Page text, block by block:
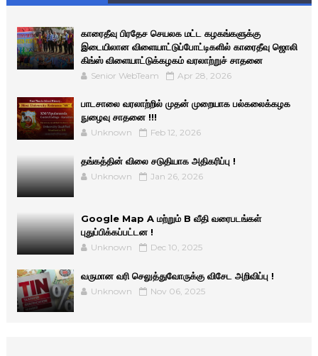
காரைதீவு பிரதேச செயலக மட்ட கழகங்களுக்கு
இடையிலான விளையாட்டுப்போட்டிகளில் காரைதீவு ஜொலி
கிங்ஸ் விளையாட்டுக்கழகம் வரலாற்றுச் சாதனை
Senior WebTeam Apr 28, 2026
பாடசாலை வரலாற்றில் முதன் முறையாக பல்கலைக்கழக
நுழைவு சாதனை !!!
Unknown Feb 12, 2026
தங்கத்தின் விலை சடுதியாக அதிகரிப்பு !
Unknown Jan 26, 2026
Google Map A மற்றும் B வீதி வரைபடங்கள்
புதுப்பிக்கப்பட்டன !
Unknown Dec 10, 2025
வருமான வரி செலுத்துவோருக்கு விசேட அறிவிப்பு !
Unknown Nov 06, 2025